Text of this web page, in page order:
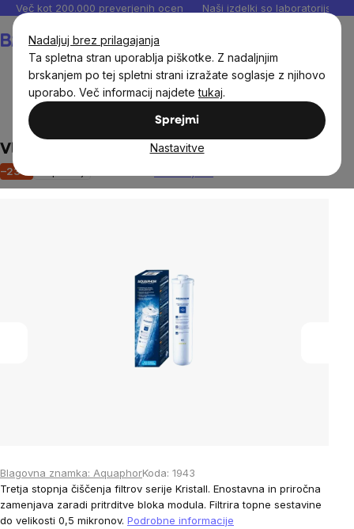
Nadaljuj brez prilagajanja
Ta spletna stran uporablja piškotke. Z nadaljnjim
brskanjem po tej spletni strani izražate soglasje z njihovo
uporabo. Več informacij najdetetukaj.
Sprejmi
Nastavitve
Preskoči
vsebino
Več kot 200.000 preverjenih ocen Naši izdelki so laboratorijsko
Vodeni filtri in vrči
Vložek filtra K1-03 (5 mikronov)
–23 %
The
Blagovna znamka: AquaphorKoda: 1943
Tretja stopnja čiščenja filtrov serije Kristall. Enostavna in priročna
zamenjava zaradi pritrditve bloka modula. Filtrira topne sestavine
do velikosti 0,5 mikronov. Podrobne informacije